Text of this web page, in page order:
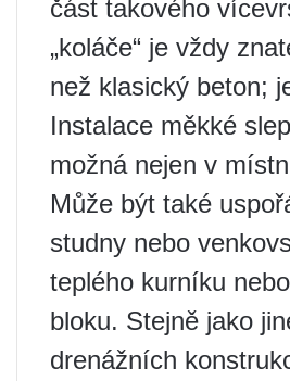
část takového
„koláče“ je vždy
než klasický beton;
Instalace měkké
možná nejen v
Může být také
studny nebo
teplého kurníku
bloku. Stejně jako
drenážních